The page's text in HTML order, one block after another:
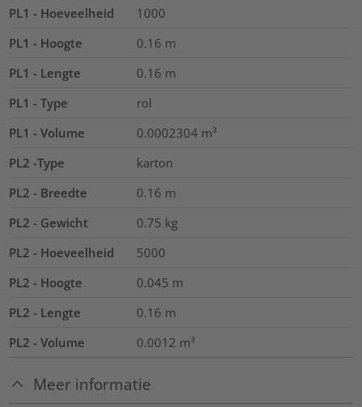
PL1 - Hoeveelheid
1000
PL1 - Hoogte
0.16 m
PL1 - Lengte
0.16 m
PL1 - Type
rol
PL1 - Volume
0.0002304 m³
PL2 -Type
karton
PL2 - Breedte
0.16 m
PL2 - Gewicht
0.75 kg
PL2 - Hoeveelheid
5000
PL2 - Hoogte
0.045 m
PL2 - Lengte
0.16 m
PL2 - Volume
0.0012 m³
Meer informatie